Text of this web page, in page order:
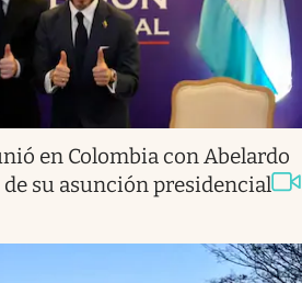
en Colombia con Abelardo
de su asunción presidencial